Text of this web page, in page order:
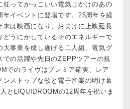
狂ってかっこいい電気じかけのあの
年イベントに登場です。25周年を経
末は映画になり、おまけに上映延長
どうにかしているそのエネルギーで
大事業を成し遂げる二人組、電気グ
での活躍や先日のZEPPツアーの規
でのライヴはプレミア確実、レア
ンストップな歌と電子音楽の明け暮
とLIQUIDROOMの12周年を祝いま